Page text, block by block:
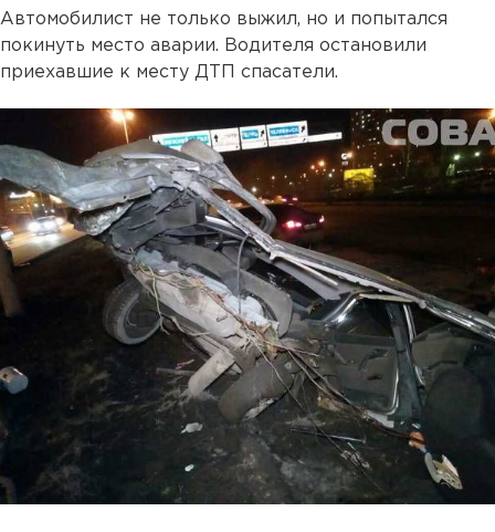
Автомобилист не только выжил, но и попытался
покинуть место аварии. Водителя остановили
приехавшие к месту ДТП спасатели.